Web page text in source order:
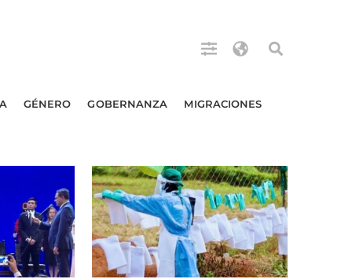
GÉNERO GOBERNANZA MIGRACIONES